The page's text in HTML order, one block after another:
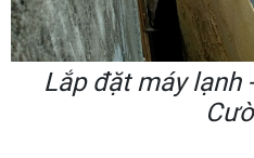
Lắp đặt máy lạnh